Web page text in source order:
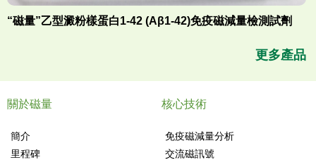
“磁量”乙型澱粉樣蛋白1-42 (Aβ1-42)免疫磁減量檢測試劑
更多產品
關於磁量
簡介
里程碑
核心技術
免疫磁減量分析
交流磁訊號